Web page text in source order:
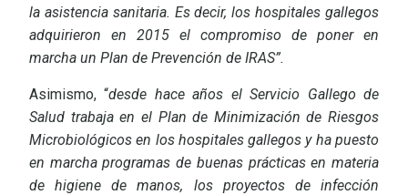
la asistencia sanitaria. Es decir, los hospitales gallegos
adquirieron en 2015 el compromiso de poner en
marcha un Plan de Prevención de IRAS”.
Asimismo, “desde hace años el Servicio Gallego de
Salud trabaja en el Plan de Minimización de Riesgos
Microbiológicos en los hospitales gallegos y ha puesto
en marcha programas de buenas prácticas en materia
de higiene de manos, los proyectos de infección